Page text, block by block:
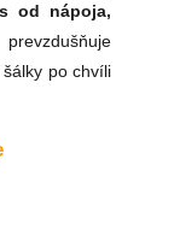
od
nápoja,
po chvíli